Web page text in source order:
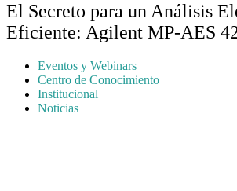
El Secreto para un Análisis
Eficiente: Agilent MP-AES
Eventos y Webinars
Centro de Conocimiento
Institucional
Noticias